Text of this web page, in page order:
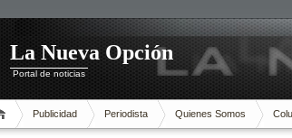
La Nueva Opción
Portal de noticias
Publicidad Periodista Quienes Somos